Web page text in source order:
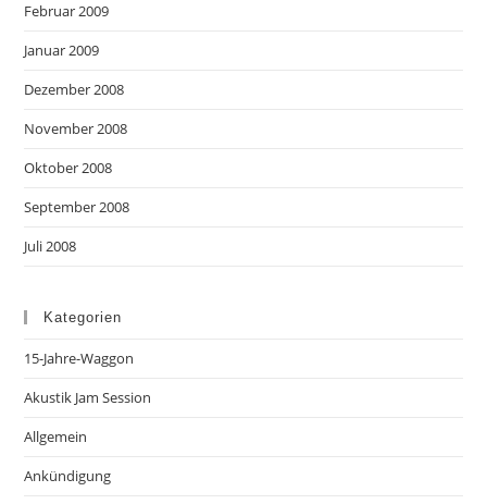
Februar 2009
Januar 2009
Dezember 2008
November 2008
Oktober 2008
September 2008
Juli 2008
Kategorien
15-Jahre-Waggon
Akustik Jam Session
Allgemein
Ankündigung